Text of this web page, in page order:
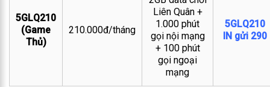
5GLQ210
(Game
Thủ)
210.000đ/tháng
Liên Quân +
1.000 phút
gọi nội mạng
+ 100 phút
gọi ngoại
mạng
5GLQ210
IN gửi 290